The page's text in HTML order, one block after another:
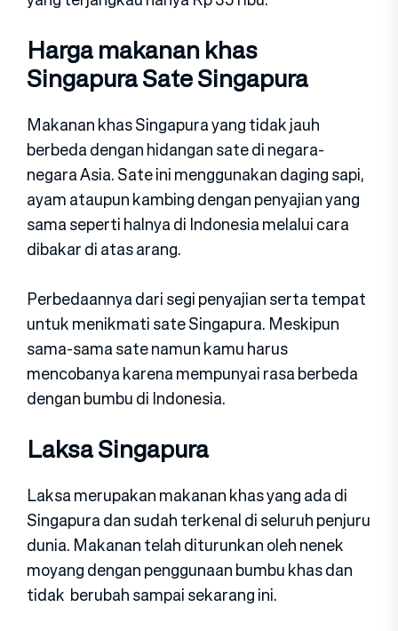
Harga makanan khas
Singapura Sate Singapura
Makanan khas Singapura yang tidak jauh
berbeda dengan hidangan sate di negara-
negara Asia. Sate ini menggunakan daging sapi,
ayam ataupun kambing dengan penyajian yang
sama seperti halnya di Indonesia melalui cara
dibakar di atas arang.
Perbedaannya dari segi penyajian serta tempat
untuk menikmati sate Singapura. Meskipun
sama-sama sate namun kamu harus
mencobanya karena mempunyai rasa berbeda
dengan bumbu di Indonesia.
Laksa Singapura
Laksa merupakan makanan khas yang ada di
Singapura dan sudah terkenal di seluruh penjuru
dunia. Makanan telah diturunkan oleh nenek
moyang dengan penggunaan bumbu khas dan
tidak berubah sampai sekarang ini.